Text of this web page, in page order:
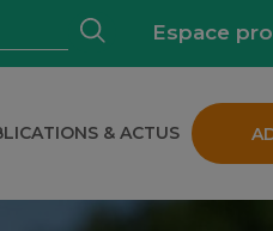
Espace
& ACTUS